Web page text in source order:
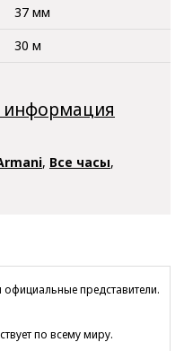
37 мм
30 м
информация
, Все часы,
представители.
по всему миру.